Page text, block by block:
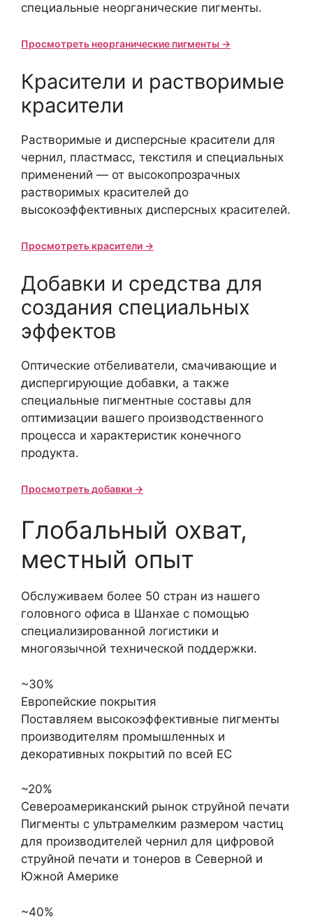
специальные неорганические пигменты.
Просмотреть неорганические пигменты →
Красители и растворимые
красители
Растворимые и дисперсные красители для
чернил, пластмасс, текстиля и специальных
применений — от высокопрозрачных
растворимых красителей до
высокоэффективных дисперсных красителей.
Просмотреть красители →
Добавки и средства для
создания специальных
эффектов
Оптические отбеливатели, смачивающие и
диспергирующие добавки, а также
специальные пигментные составы для
оптимизации вашего производственного
процесса и характеристик конечного
продукта.
Просмотреть добавки →
Глобальный охват,
местный опыт
Обслуживаем более 50 стран из нашего
головного офиса в Шанхае с помощью
специализированной логистики и
многоязычной технической поддержки.
~30%
Европейские покрытия
Поставляем высокоэффективные пигменты
производителям промышленных и
декоративных покрытий по всей ЕС
~20%
Североамериканский рынок струйной печати
Пигменты с ультрамелким размером частиц
для производителей чернил для цифровой
струйной печати и тонеров в Северной и
Южной Америке
~40%